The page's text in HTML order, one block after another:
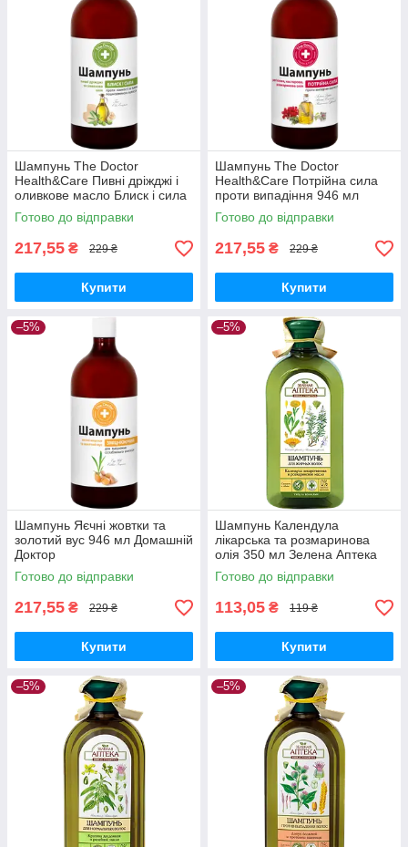
Шампунь The Doctor
Health&Care Пивні дріжджі і
оливкове масло Блиск і сила
946 мл
Готово до відправки
217,55 ₴ 229 ₴
Купити
Шампунь The Doctor
Health&Care Потрійна сила
проти випадіння 946 мл
Готово до відправки
217,55 ₴ 229 ₴
Купити
–5%
Шампунь Яєчні жовтки та
золотий вус 946 мл Домашній
Доктор
Готово до відправки
217,55 ₴ 229 ₴
Купити
–5%
Шампунь Календула
лікарська та розмаринова
олія 350 мл Зелена Аптека
Готово до відправки
113,05 ₴ 119 ₴
Купити
–5% –5%